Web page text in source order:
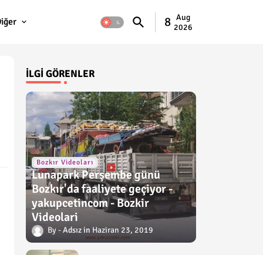
8 Aug
2026
İLGI GÖRENLER
Bozkır Videoları
Lunapark Perşembe günü
Bozkır'da faaliyete geçiyor -
yakupcetincom - Bozkir
Videolari
Adsız Haziran 23, 2019